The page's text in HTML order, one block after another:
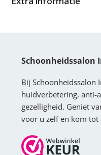
aantal
Schoonheidssalon
Bij Schoonheidssalon
huidverbetering, anti-
gezelligheid. Geniet
voor u zelf en kom tot